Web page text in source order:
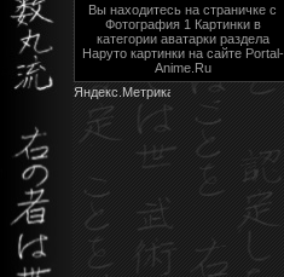
Вы находитесь на страничке с
Фотография 1 Картинки в
категории аватарки раздела
Наруто картинки на сайте Portal-
Anime.Ru